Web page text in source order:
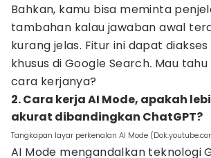
Bahkan, kamu bisa meminta
tambahan kalau jawaban awal
kurang jelas. Fitur ini dapat
khusus di Google Search. Mau
cara kerjanya?
2. Cara kerja AI Mode, apakah
akurat dibandingkan ChatGPT?
Tangkapan layar perkenalan AI Mode
AI Mode mengandalkan teknologi